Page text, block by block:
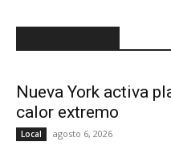
Nueva York activa
calor extremo
Local agosto 6, 2026